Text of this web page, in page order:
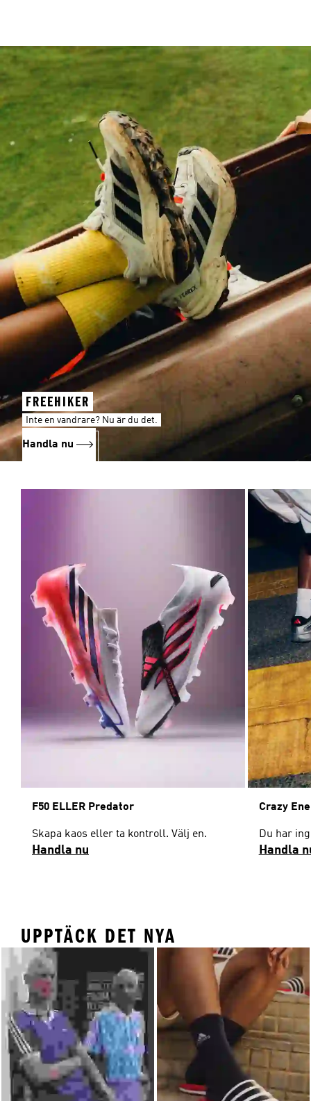
FREEHIKER
Inte en vandrare? Nu är du det.
Handla nu
F50 ELLER Predator
Skapa kaos eller ta kontroll. Välj en.
Handla nu
Crazy
Du har
Handla
UPPTÄCK DET NYA